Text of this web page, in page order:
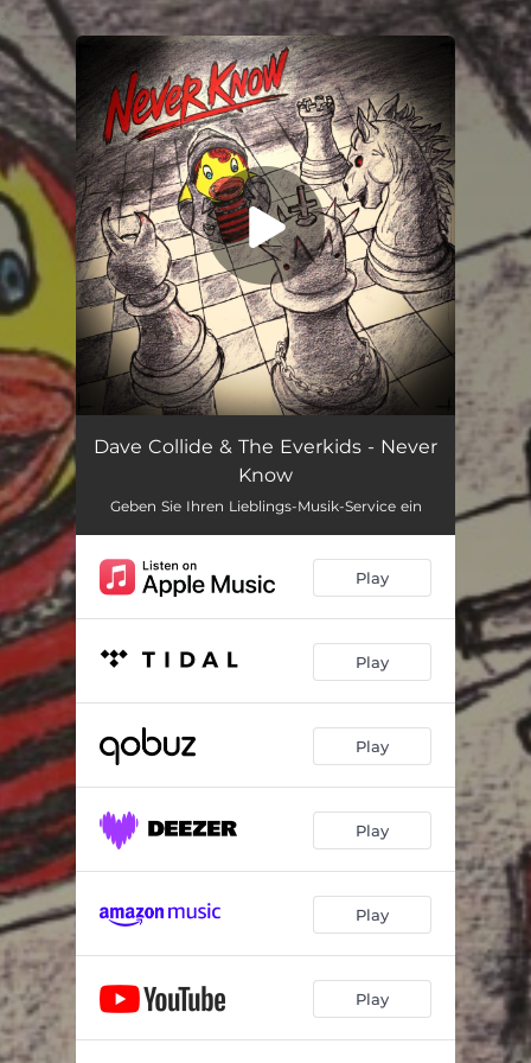
You're all set!
Never Know 02:12
Dave Collide & The Everkids - Never
Know
Geben Sie Ihren Lieblings-Musik-Service ein
Play
Play
Play
Play
Play
Play